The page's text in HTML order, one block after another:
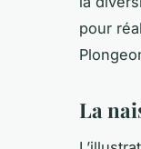
pour
La